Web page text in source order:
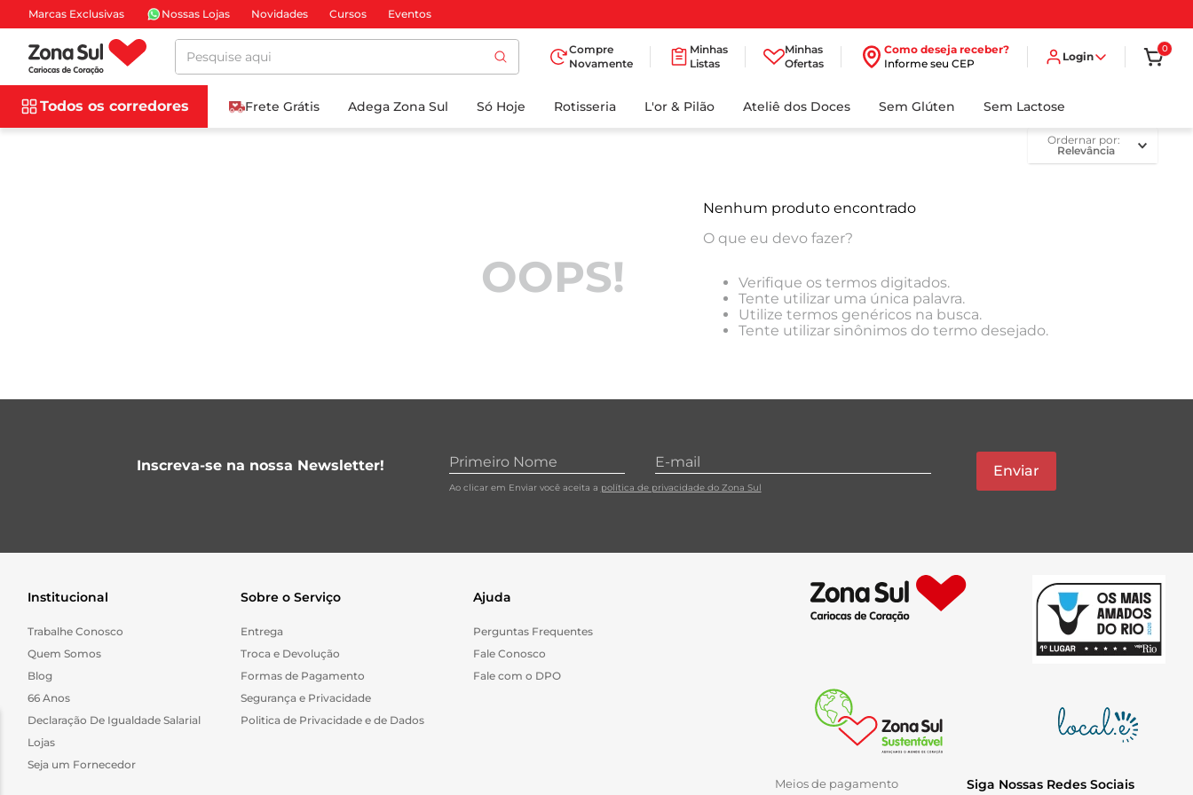
Marcas Exclusivas Nossas Lojas Novidades Cursos Eventos
Pesquise aqui
Compre
Novamente
Minhas
Listas
Minhas
Ofertas
Como deseja receber?
Informe seu CEP
Login
0
Todos os corredores Frete Grátis Adega Zona Sul Só Hoje Rotisseria L'or & Pilão Ateliê dos Doces Sem Glúten Sem Lactose
ordernar por
Relevância
OOPS!
Nenhum produto encontrado
O que eu devo fazer?
Verifique os termos digitados.
Tente utilizar uma única palavra.
Utilize termos genéricos na busca.
Tente utilizar sinônimos do termo desejado.
Inscreva-se na nossa Newsletter!
Ao clicar em Enviar você aceita a política de privacidade do Zona Sul
Enviar
Institucional
Trabalhe Conosco
Quem Somos
Blog
66 Anos
Declaração De Igualdade Salarial
Lojas
Seja um Fornecedor
Sobre o Serviço
Entrega
Troca e Devolução
Formas de Pagamento
Segurança e Privacidade
Politica de Privacidade e de Dados
Ajuda
Perguntas Frequentes
Fale Conosco
Fale com o DPO
Meios de pagamento Siga Nossas Redes Sociais
BUSCADOS
5
detergente
6º
azeite